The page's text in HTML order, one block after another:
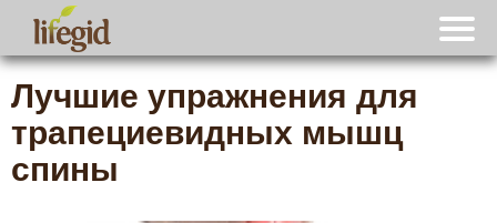
Лучшие упражнения для
трапециевидных мышц
спины